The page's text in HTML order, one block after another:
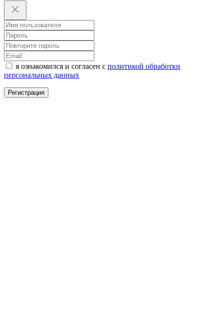
я ознакомился и согласен с политикой обработки
персональных данных
Регистрация